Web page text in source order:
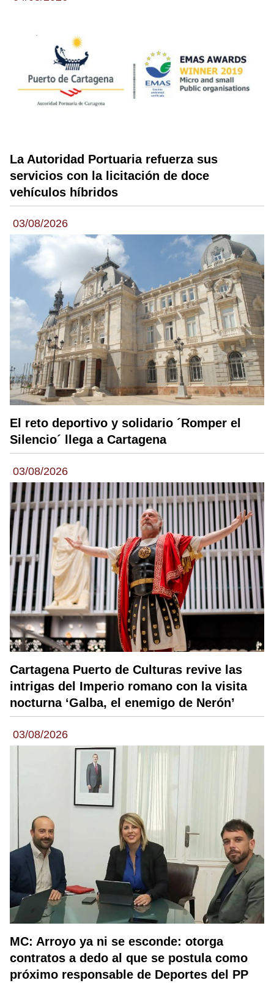
La Autoridad Portuaria refuerza sus
servicios con la licitación de doce
vehículos híbridos
03/08/2026
El reto deportivo y solidario ´Romper el
Silencio´ llega a Cartagena
03/08/2026
Cartagena Puerto de Culturas revive las
intrigas del Imperio romano con la visita
nocturna ‘Galba, el enemigo de Nerón’
03/08/2026
MC: Arroyo ya ni se esconde: otorga
contratos a dedo al que se postula como
próximo responsable de Deportes del PP